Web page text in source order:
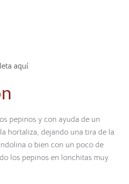
aquí
pepinos y con ayuda de un
hortaliza, dejando una tira de la
o bien con un poco de
los pepinos en lonchitas muy